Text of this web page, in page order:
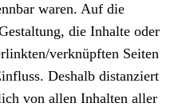
waren. Auf die
die Inhalte oder
verknüpften Seiten
Deshalb distanziert
von allen Inhalten aller